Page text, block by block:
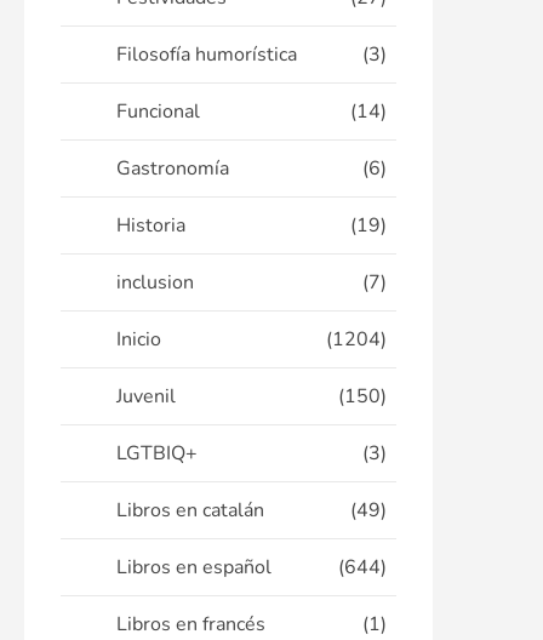
Filosofía humorística (3)
Funcional (14)
Gastronomía (6)
Historia (19)
inclusion (7)
Inicio (1204)
Juvenil (150)
LGTBIQ+ (3)
Libros en catalán (49)
Libros en español (644)
Libros en francés (1)